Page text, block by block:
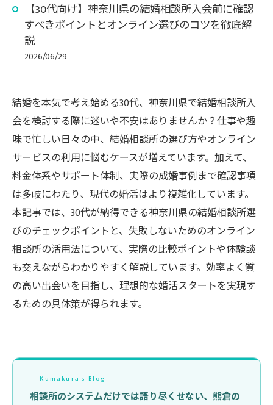
【30代向け】神奈川県の結婚相談所入会前に確認
すべきポイントとオンライン選びのコツを徹底解
説
2026/06/29
結婚を本気で考え始める30代、神奈川県で結婚相談所入
会を検討する際に迷いや不安はありませんか？仕事や趣
味で忙しい日々の中、結婚相談所の選び方やオンライン
サービスの利用に悩むケースが増えています。加えて、
料金体系やサポート体制、実際の成婚事例まで確認事項
は多岐にわたり、現代の婚活はより複雑化しています。
本記事では、30代が納得できる神奈川県の結婚相談所選
びのチェックポイントと、失敗しないためのオンライン
相談所の活用法について、実際の比較ポイントや体験談
も交えながらわかりやすく解説しています。効率よく質
の高い出会いを目指し、理想的な婚活スタートを実現す
るための具体策が得られます。
— Kumakura's Blog —
相談所のシステムだけでは語り尽くせない、熊倉の